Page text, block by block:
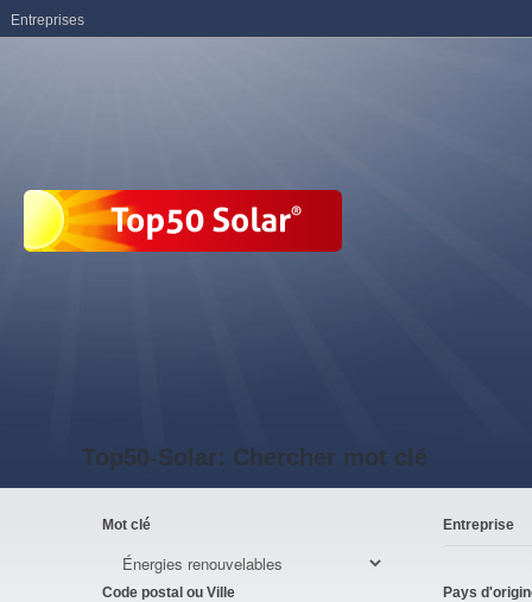
Top50-Solar: Chercher mot clé
Mot clé Entreprise
Code postal ou Ville Pays
Entreprises